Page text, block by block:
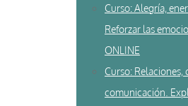
Curso: Alegría,
Reforzar las
ONLINE
Curso: Relaciones,
comunicación.